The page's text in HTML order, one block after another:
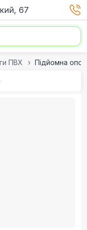
67
ПВХ Підйомна